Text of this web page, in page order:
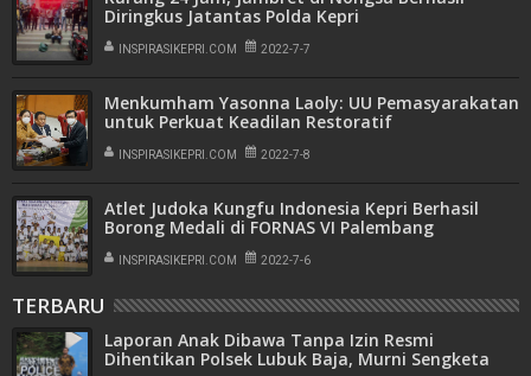
Diringkus Jatantas Polda Kepri
INSPIRASIKEPRI.COM 2022-7-7
Menkumham Yasonna Laoly: UU Pemasyarakatan
untuk Perkuat Keadilan Restoratif
INSPIRASIKEPRI.COM 2022-7-8
Atlet Judoka Kungfu Indonesia Kepri Berhasil
Borong Medali di FORNAS VI Palembang
INSPIRASIKEPRI.COM 2022-7-6
TERBARU
Laporan Anak Dibawa Tanpa Izin Resmi
Dihentikan Polsek Lubuk Baja, Murni Sengketa